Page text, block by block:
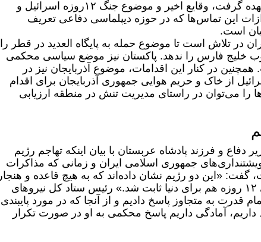
از سوی فرمانده کل قوا ریاست ستادکل را بر عهده گرفت، وقایع اخیر و موضوع جنگ ۱۲روزه اسرائیل و
این تماس‌ها که در حوزه دیپلماسی دفاعی تعریف
است.
در تلاش است تا موضوع حمله به پایگاه العدید در قطر را
خلیج فارس را ندهد. پاکستان نیز موضع سیاسی محکمی
طی این جنگ ۱۲ روزه گرفت. همچنین در کنار این اقدامات، موضوع آذربایجان نیز در
خاک و حریم هوایی جمهوری آذربایجان برای اقدام
را می‌توان در راستای مدیریت تنش در منطقه ارزیابی
و فرزند پادشاه عربستان با بیان اینکه تهاجم رژیم
جمهوری اسلامی ایران و زمانی که مذاکرات
گفت: «این دو رژیم نشان داده‌اند که به هیچ قاعده و هنجار
بین‌المللی‌ پایبند نیستند و این امر در جنگ تحمیلی ١٢ روزه هم برای دنیا ثابت شد.» رئیس ستاد کل نیروهای
قدرت به متجاوز پاسخ دادیم و از آنجا که در مورد پایبندی
آمادگی داریم پاسخ محکمی به او در صورت تکرار